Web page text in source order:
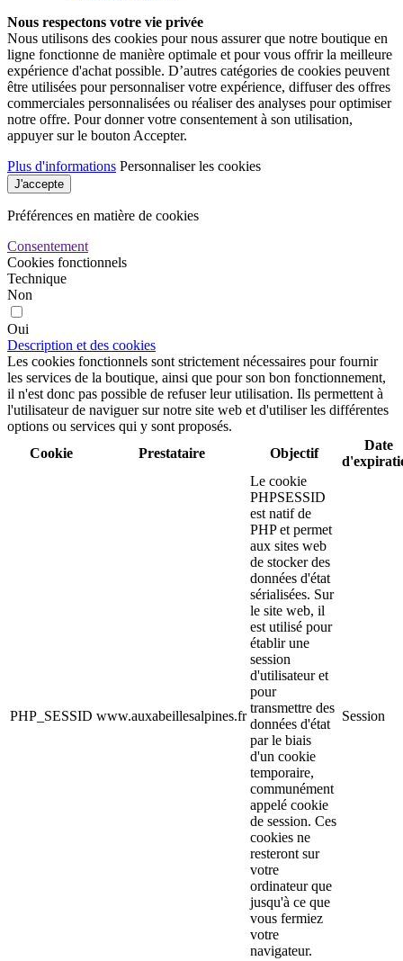
Nous respectons votre vie privée
Nous utilisons des cookies pour nous assurer que notre boutique en
ligne fonctionne de manière optimale et pour vous offrir la meilleure
expérience d'achat possible. D’autres catégories de cookies peuvent
être utilisées pour personnaliser votre expérience, diffuser des offres
commerciales personnalisées ou réaliser des analyses pour optimiser
notre offre. Pour donner votre consentement à son utilisation,
appuyer sur le bouton Accepter.
Plus d'informations Personnaliser les cookies
J'accepte
Préférences en matière de cookies
Consentement
Cookies fonctionnels
Technique
Non
Oui
Description et des cookies
Les cookies fonctionnels sont strictement nécessaires pour fournir
les services de la boutique, ainsi que pour son bon fonctionnement,
il n'est donc pas possible de refuser leur utilisation. Ils permettent à
l'utilisateur de naviguer sur notre site web et d'utiliser les différentes
options ou services qui y sont proposés.
Cookie
Prestataire Objectif
Date
PHP_SESSID www.auxabeillesalpines.fr
Le cookie
PHPSESSID
est natif de
PHP et permet
aux sites web
de stocker des
données d'état
sérialisées. Sur
le site web, il
est utilisé pour
établir une
session
d'utilisateur et
pour
transmettre des
données d'état
par le biais
d'un cookie
temporaire,
communément
appelé cookie
de session. Ces
cookies ne
resteront sur
votre
ordinateur que
jusqu'à ce que
vous fermiez
votre
navigateur.
Session